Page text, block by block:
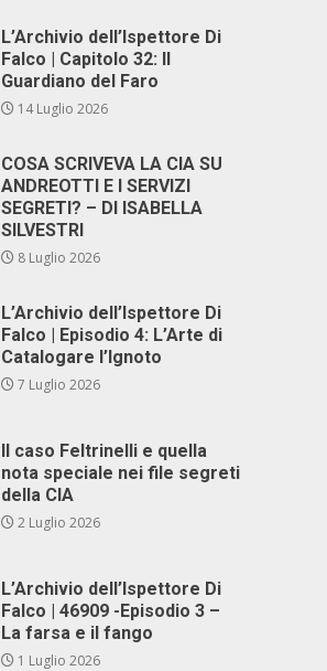
L’Archivio dell’Ispettore Di
Falco | Capitolo 32: Il
Guardiano del Faro
14 Luglio 2026
COSA SCRIVEVA LA CIA SU
ANDREOTTI E I SERVIZI
SEGRETI? – DI ISABELLA
SILVESTRI
8 Luglio 2026
L’Archivio dell’Ispettore Di
Falco | Episodio 4: L’Arte di
Catalogare l’Ignoto
7 Luglio 2026
Il caso Feltrinelli e quella
nota speciale nei file segreti
della CIA
2 Luglio 2026
L’Archivio dell’Ispettore Di
Falco | 46909 -Episodio 3 –
La farsa e il fango
1 Luglio 2026